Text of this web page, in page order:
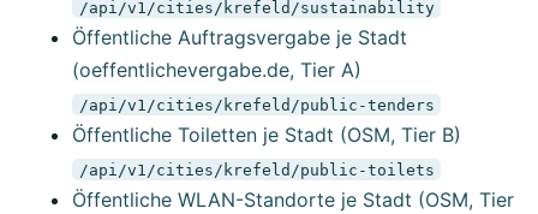
/api/v1/cities/krefeld/sustainability
Öffentliche Auftragsvergabe je Stadt
(oeffentlichevergabe.de, Tier A)
/api/v1/cities/krefeld/public-tenders
Öffentliche Toiletten je Stadt (OSM, Tier B)
/api/v1/cities/krefeld/public-toilets
Öffentliche WLAN-Standorte je Stadt (OSM, Tier